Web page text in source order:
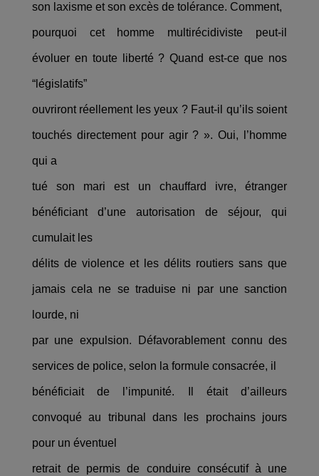
son laxisme et son excès de tolérance. Comment,
pourquoi cet homme multirécidiviste peut-il
évoluer en toute liberté ? Quand est-ce que nos
“législatifs”
ouvriront réellement les yeux ? Faut-il qu’ils soient
touchés directement pour agir ? ». Oui, l’homme
qui a
tué son mari est un chauffard ivre, étranger
bénéficiant d’une autorisation de séjour, qui
cumulait les
délits de violence et les délits routiers sans que
jamais cela ne se traduise ni par une sanction
lourde, ni
par une expulsion. Défavorablement connu des
services de police, selon la formule consacrée, il
bénéficiait de l’impunité. Il était d’ailleurs
convoqué au tribunal dans les prochains jours
pour un éventuel
retrait de permis de conduire consécutif à une